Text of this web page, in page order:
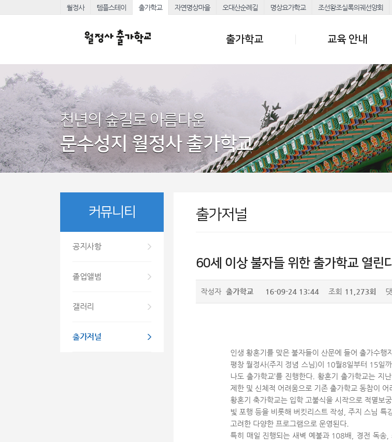
월정사 템플스테이 출가학교 자연명상마을 오대산순례길 명상요가학교 조선왕조실록의궤선양회
출가학교 교육 안내
천년의 숲길로 아름다운
문수성지 월정사 출가학교
커뮤니티
공지사항
졸업앨범
갤러리
출가저널
출가저널
60세 이상 불자들 위한 출가학교 열린
작성자 출가학교 16-09-24 13:44 조회 11,273회
인생 황혼기를 맞은 불자들이 산문에 들어 출가수행
평창 월정사(주지 정념 스님)이 10월8일부터 15일
나도 출가학교’를 진행한다. 황혼기 출가학교는 지
제한 및 신체적 어려움으로 기존 출가학교 동참이
황혼기 축가학교는 입학 고불식을 시작으로 적멸보
빛 포행 등을 비롯해 버킷리스트 작성, 주지 스님
고려한 다양한 프로그램으로 운영된다.
특히 매일 진행되는 새벽 예불과 108배, 경전 독송